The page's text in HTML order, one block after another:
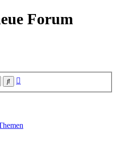
Forum
Suche